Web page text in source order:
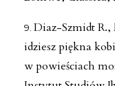
Diaz-Szmidt
idziesz piękna
w powieściach